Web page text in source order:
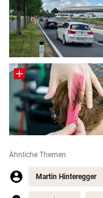
Ähnliche Themen
Martin Hinteregger